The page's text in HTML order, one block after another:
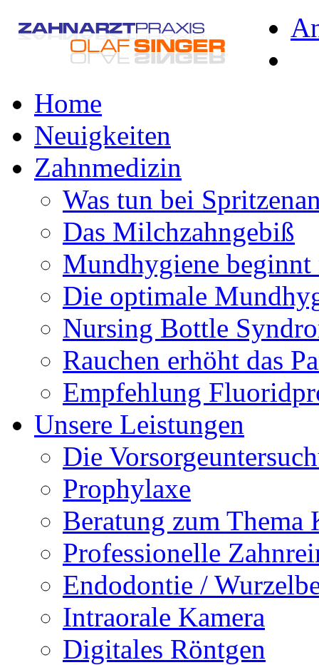
Home
Neuigkeiten
Zahnmedizin
Was tun bei
Das Milchzahngebiß
Mundhygiene beginnt
Die optimale
Nursing Bottle
Rauchen erhöht das
Empfehlung
Unsere Leistungen
Die
Prophylaxe
Beratung zum Thema
Professionelle
Endodontie /
Intraorale Kamera
Digitales Röntgen